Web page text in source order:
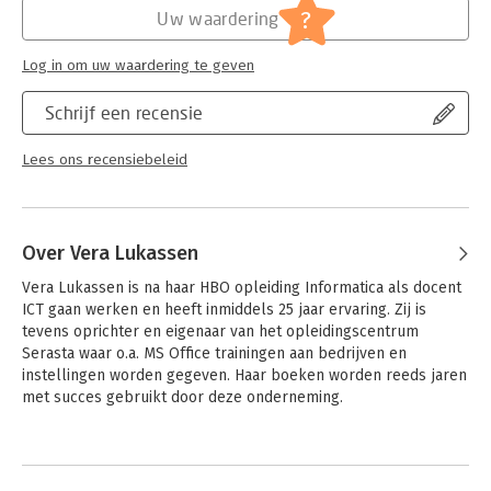
Schrijf een recensie
Lees ons recensiebeleid
Uw waardering ?
Log in om uw waardering te geven
Over Vera Lukassen
Vera Lukassen is na haar HBO opleiding Informatica als docent
ICT gaan werken en heeft inmiddels 25 jaar ervaring. Zij is
tevens oprichter en eigenaar van het opleidingscentrum
Serasta waar o.a. MS Office trainingen aan bedrijven en
instellingen worden gegeven. Haar boeken worden reeds jaren
met succes gebruikt door deze onderneming.
Andere boeken door Vera Lukassen